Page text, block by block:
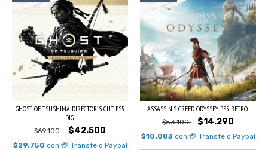
GHOST OF TSUSHIMA DIRECTOR´S CUT PS5
DIG...
$69.100 $42.500
$29.750 con 💳 Transfe o Paypal
ASSASSIN'S CREED ODYSSEY PS5 RETRO...
$53.100 $14.290
$10.003 con 💳 Transfe o Paypal